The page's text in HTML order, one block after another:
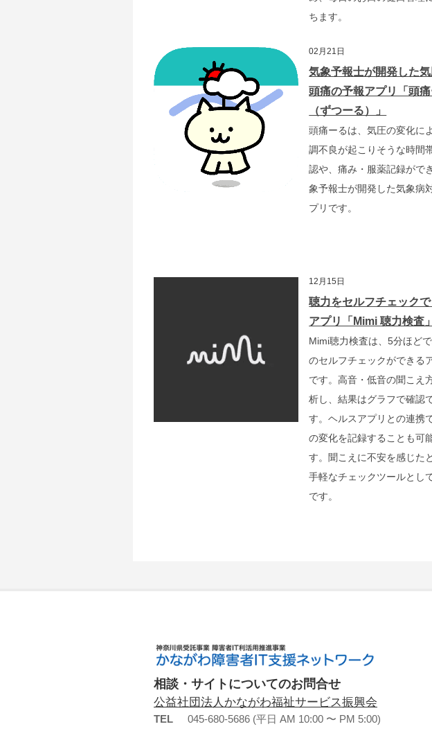
ちます。
02月21日
気象予報士が開発した気
頭痛の予報アプリ「頭
（ずつーる）」
頭痛ーるは、気圧の変化に
調不良が起こりそうな時間
認や、痛み・服薬記録がで
象予報士が開発した気象病
プリです。
12月15日
聴力をセルフチェック
アプリ「Mimi 聴力検査」
Mimi聴力検査は、5分ほど
のセルフチェックができる
です。高音・低音の聞こえ
析し、結果はグラフで確認
す。ヘルスアプリとの連携
の変化を記録することも可
す。聞こえに不安を感じた
手軽なチェックツールとし
です。
相談・サイトについてのお問合せ
公益社団法人かながわ福祉サービス振興会
TEL
045-680-5686 (平日 AM 10:00 〜 PM 5:00)